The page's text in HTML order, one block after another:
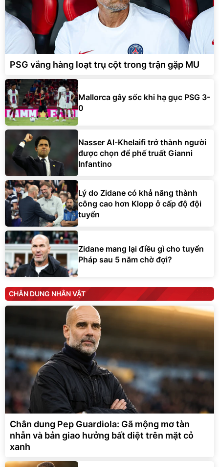
PSG vắng hàng loạt trụ cột trong trận gặp MU
Mallorca gây sốc khi hạ gục PSG 3-
0
Nasser Al-Khelaifi trở thành người
được chọn để phế truất Gianni
Infantino
Lý do Zidane có khả năng thành
công cao hơn Klopp ở cấp độ đội
tuyển
Zidane mang lại điều gì cho tuyển
Pháp sau 5 năm chờ đợi?
CHÂN DUNG NHÂN VẬT
Chân dung Pep Guardiola: Gã mộng mơ tàn
nhẫn và bản giao hưởng bất diệt trên mặt cỏ
xanh